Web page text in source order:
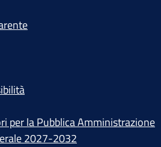
per la Pubblica Amministrazione
2027-2032